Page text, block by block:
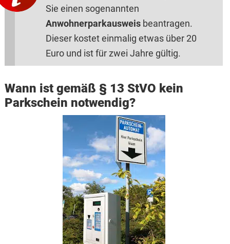
Sie einen sogenannten
Anwohnerparkausweisbeantragen.
Dieser kostet einmalig etwas über 20
Euro und ist für zwei Jahre gültig.
Wann ist gemäß § 13 StVO kein
Parkschein notwendig?